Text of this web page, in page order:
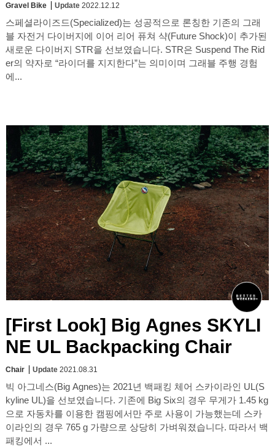
Gravel Bike Update 2022.12.12
스페셜라이즈드(Specialized)는 성공적으로 론칭한 기존의 그래
블 자전거 다이버지에 이어 리어 퓨쳐 샥(Future Shock)이 추가된
새로운 다이버지 STR을 선보였습니다. STR은 Suspend The Rid
er의 약자로 “라이더를 지지한다”는 의미이며 그래블 주행 경험
에...
[First Look] Big Agnes SKYLI
NE UL Backpacking Chair
Chair Update 2021.08.31
빅 아그네스(Big Agnes)는 2021년 백패킹 체어 스카이라인 UL(S
kyline UL)을 선보였습니다. 기존에 Big Six의 경우 무게가 1.45 kg
으로 자동차를 이용한 캠핑에서만 주로 사용이 가능했는데 스카
이라인의 경우 765 g 가량으로 상당히 가벼워졌습니다. 따라서 백
패킹에서 ...